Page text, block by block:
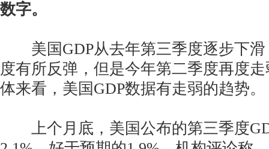
数字。
美国GDP从去年第三季度逐步下滑
度有所反弹，但是今年第二季度再度
体来看，美国GDP数据有走弱的趋势。
上个月底，美国公布的第三季度